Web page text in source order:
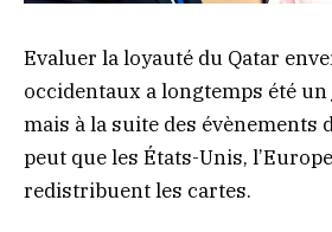
Evaluer la loyauté du Qatar
occidentaux a longtemps été
mais à la suite des évènements
peut que les États-Unis,
redistribuent les cartes.